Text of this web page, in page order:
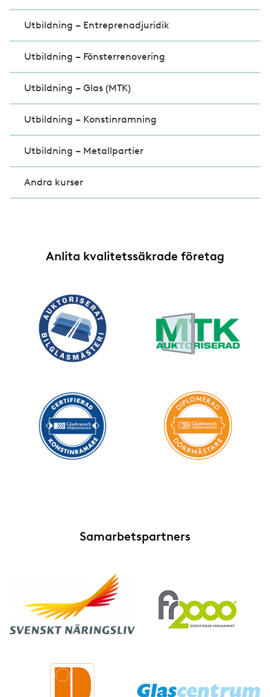
Utbildning – Entreprenadjuridik
Utbildning – Fönsterrenovering
Utbildning – Glas (MTK)
Utbildning – Konstinramning
Utbildning – Metallpartier
Andra kurser
Anlita kvalitetssäkrade företag
Samarbetspartners